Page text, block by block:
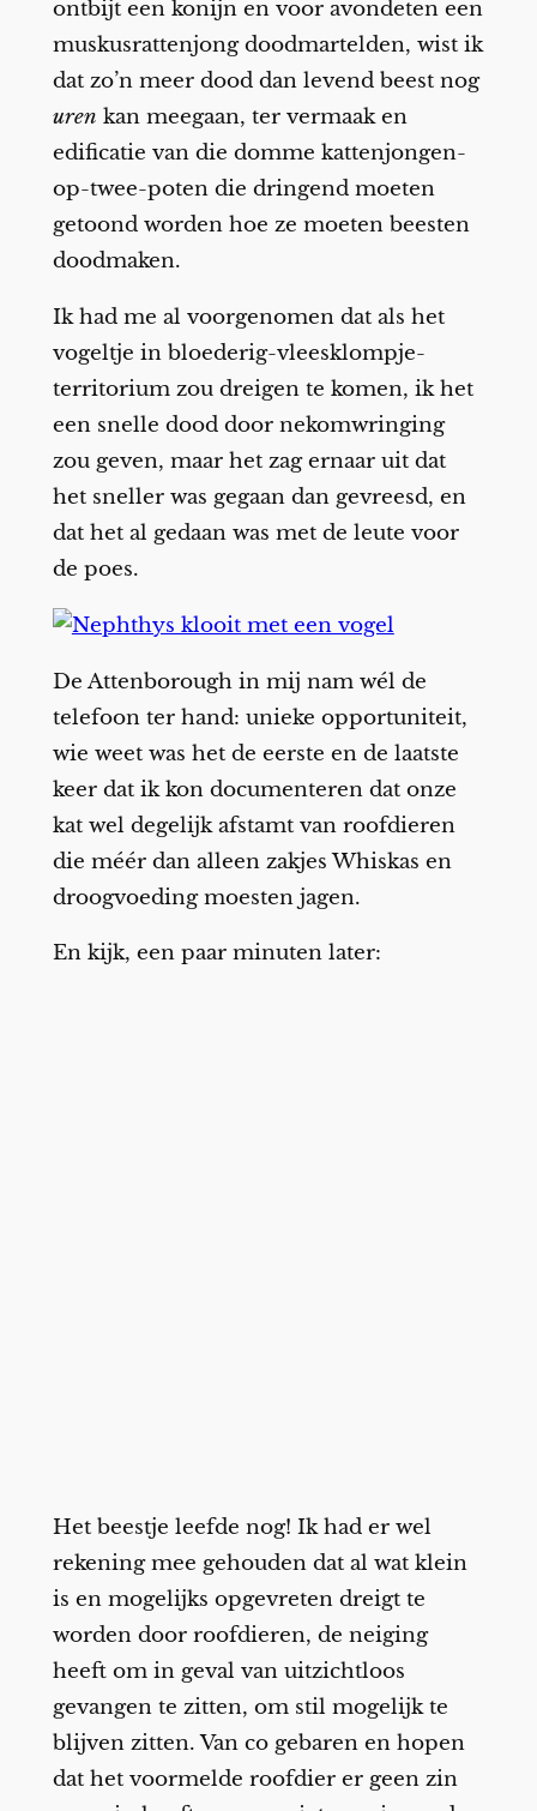
ontbijt een konijn en voor avondeten een
muskusrattenjong doodmartelden, wist ik
dat zo’n meer dood dan levend beest nog
uren kan meegaan, ter vermaak en
edificatie van die domme kattenjongen-
op-twee-poten die dringend moeten
getoond worden hoe ze moeten beesten
doodmaken.
Ik had me al voorgenomen dat als het
vogeltje in bloederig-vleesklompje-
territorium zou dreigen te komen, ik het
een snelle dood door nekomwringing
zou geven, maar het zag ernaar uit dat
het sneller was gegaan dan gevreesd, en
dat het al gedaan was met de leute voor
de poes.
De Attenborough in mij nam wél de
telefoon ter hand: unieke opportuniteit,
wie weet was het de eerste en de laatste
keer dat ik kon documenteren dat onze
kat wel degelijk afstamt van roofdieren
die méér dan alleen zakjes Whiskas en
droogvoeding moesten jagen.
En kijk, een paar minuten later:
Het beestje leefde nog! Ik had er wel
rekening mee gehouden dat al wat klein
is en mogelijks opgevreten dreigt te
worden door roofdieren, de neiging
heeft om in geval van uitzichtloos
gevangen te zitten, om stil mogelijk te
blijven zitten. Van co gebaren en hopen
dat het voormelde roofdier er geen zin